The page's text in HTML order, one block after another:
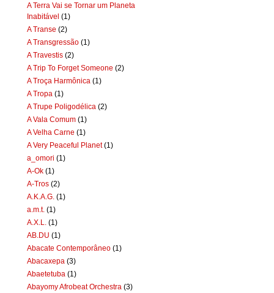
A Terra Vai se Tornar um Planeta
Inabitável (1)
A Transe (2)
A Transgressão (1)
A Travestis (2)
A Trip To Forget Someone (2)
A Troça Harmônica (1)
A Tropa (1)
A Trupe Poligodélica (2)
A Vala Comum (1)
A Velha Carne (1)
A Very Peaceful Planet (1)
a_omori (1)
A-Ok (1)
A-Tros (2)
A.K.A.G. (1)
a.m.t. (1)
A.X.L.
(1)
AB.DU (1)
Abacate Contemporâneo (1)
Abacaxepa (3)
Abaetetuba (1)
Abayomy Afrobeat Orchestra (3)